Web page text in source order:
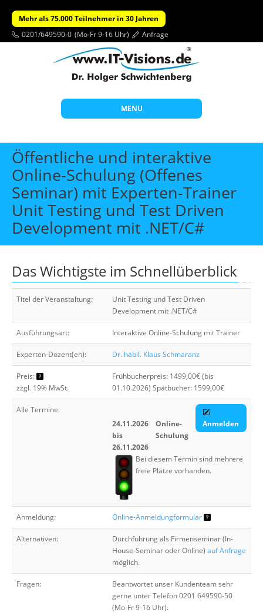
Mehr als 75.000 Teilnehmer in 30 Jahren
0201/649590-0 (Mo-Fr 9-16 Uhr) Anfrage
MENU
Start
Themen
Beratung
Individuelle Schulungen
Offene Seminare
Über uns
Suche
Öffentliche und interaktive
Online-Schulung (Offenes
Seminar) mit Experten-Trainer
Unit Testing und Test Driven
Development mit .NET/C#
Das Wichtigste im Schnellüberblick
Titel der Veranstaltung:
Unit Testing und Test Driven
Development mit .NET/C#
Ausführungsart: Interaktive Online-Schulung mit Trainer
Experten-Dozent(en): Dr. habil. Klaus Schmaranz
Preis:
zzgl. 19% MwSt.
Frühbucherpreis: 1499,00€ (bis
01.10.2026) Spätbucher: 1599,00€
Alle Termine:
24.11.2026
bis
26.11.2026
Online-
Schulung
Anmelden
Bei diesem Termin sind mehrere
freie Plätze vorhanden.
Anmeldung: Online-Anmeldungformular
Alternativen:
Durchführung als Firmenseminar (In-
House-Seminar oder Online) auf Anfrage
möglich.
Fragen:
Beantwortet unser Kundenteam sehr
gerne unter Telefon 0201 649590-50
(Mo-Fr 9-16 Uhr).